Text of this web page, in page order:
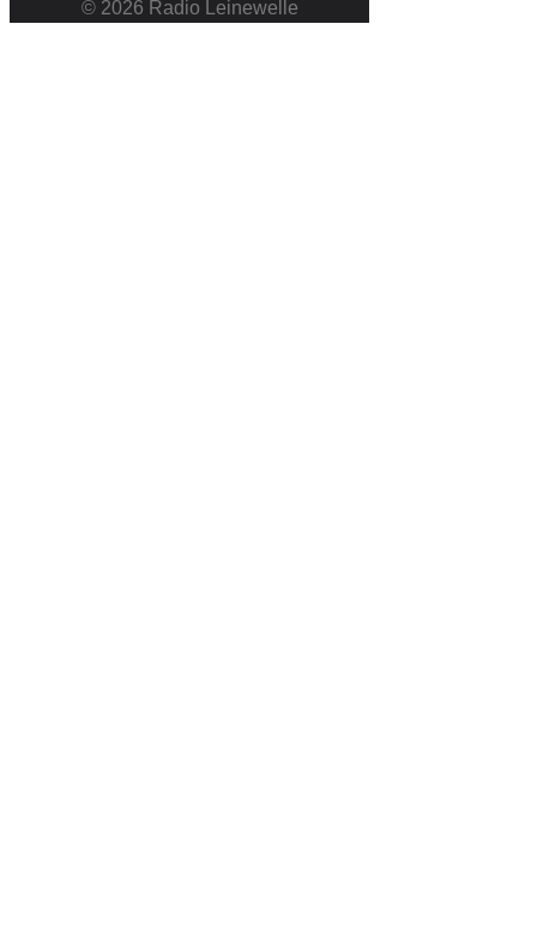
© 2026 Radio Leinewelle